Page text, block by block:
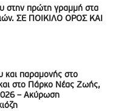
στην πρώτη γραμμή στα
ΣΕ ΠΟΙΚΙΛΟ ΟΡΟΣ ΚΑΙ
και παραμονής στο
στο Πάρκο Νέας Ζωής,
– Ακύρωση